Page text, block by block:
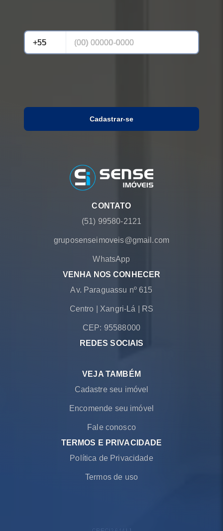
Cadastrar-se
CONTATO
(51) 99580-2121
gruposenseimoveis@gmail.com
WhatsApp
VENHA NOS CONHECER
Av. Paraguassu nº 615
Centro Xangri-Lá RS
CEP: 95588000
REDES SOCIAIS
VEJA TAMBÉM
Cadastre seu imóvel
Encomende seu imóvel
Fale conosco
TERMOS E PRIVACIDADE
Política de Privacidade
Termos de uso